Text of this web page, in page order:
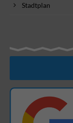
Stadtplan